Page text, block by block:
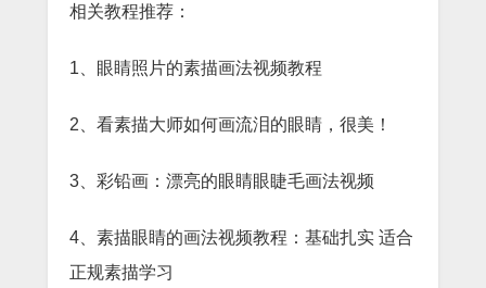
相关教程推荐：
1、眼睛照片的素描画法视频教程
2、看素描大师如何画流泪的眼睛，很美！
3、彩铅画：漂亮的眼睛眼睫毛画法视频
4、素描眼睛的画法视频教程：基础扎实 适合
正规素描学习